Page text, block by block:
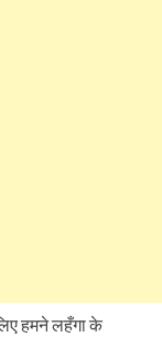
हमने लहँगा के